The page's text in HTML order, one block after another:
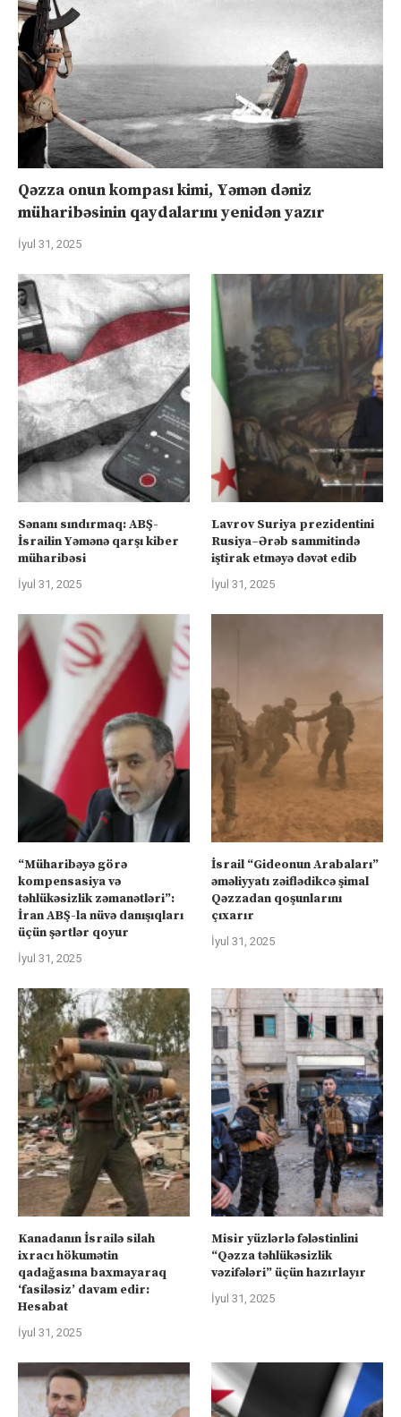
Qəzza onun kompası kimi, Yəmən dəniz
müharibəsinin qaydalarını yenidən yazır
İyul 31, 2025
Sənanı sındırmaq: ABŞ-
İsrailin Yəmənə qarşı kiber
müharibəsi
İyul 31, 2025
Lavrov Suriya prezidentini
Rusiya–Ərəb sammitində
iştirak etməyə dəvət edib
İyul 31, 2025
“Müharibəyə görə
kompensasiya və
təhlükəsizlik zəmanətləri”:
İran ABŞ-la nüvə danışıqları
üçün şərtlər qoyur
İyul 31, 2025
İsrail “Gideonun Arabaları”
əməliyyatı zəiflədikcə şimal
Qəzzadan qoşunlarını
çıxarır
İyul 31, 2025
Kanadanın İsrailə silah
ixracı hökumətin
qadağasına baxmayaraq
‘fasiləsiz’ davam edir:
Hesabat
İyul 31, 2025
Misir yüzlərlə fələstinlini
“Qəzza təhlükəsizlik
vəzifələri” üçün hazırlayır
İyul 31, 2025